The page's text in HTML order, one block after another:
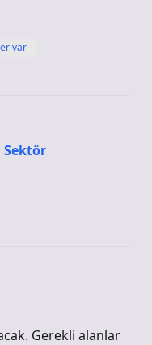
var
Sektör
Gerekli alanlar